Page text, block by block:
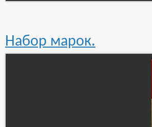
Набор марок.